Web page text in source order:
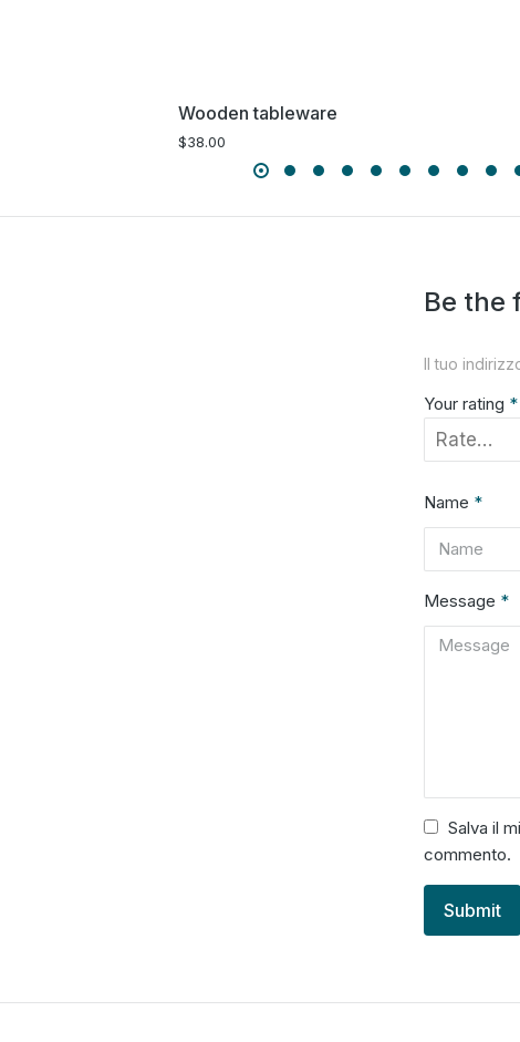
Wooden tableware
$38.00
Be the
Il tuo
Your rating *
Name *
Message *
Salva il
commento.
Submit